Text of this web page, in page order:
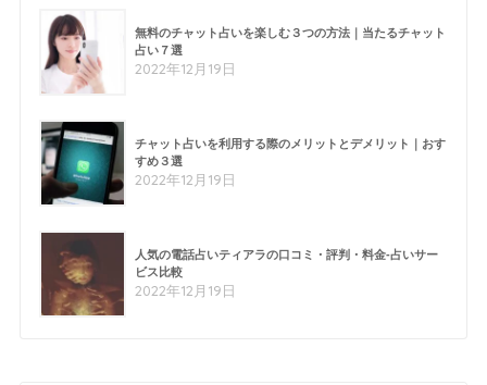
無料のチャット占いを楽しむ３つの方法｜当たるチャット
占い７選
2022年12月19日
チャット占いを利用する際のメリットとデメリット｜おす
すめ３選
2022年12月19日
人気の電話占いティアラの口コミ・評判・料金-占いサー
ビス比較
2022年12月19日